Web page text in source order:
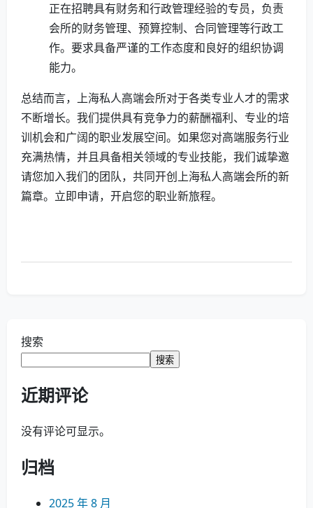
正在招聘具有财务和行政管理经验的专员，负责
会所的财务管理、预算控制、合同管理等行政工
作。要求具备严谨的工作态度和良好的组织协调
能力。
总结而言，上海私人高端会所对于各类专业人才的需求
不断增长。我们提供具有竞争力的薪酬福利、专业的培
训机会和广阔的职业发展空间。如果您对高端服务行业
充满热情，并且具备相关领域的专业技能，我们诚挚邀
请您加入我们的团队，共同开创上海私人高端会所的新
篇章。立即申请，开启您的职业新旅程。
搜索
搜索
近期评论
没有评论可显示。
归档
2025 年 8 月